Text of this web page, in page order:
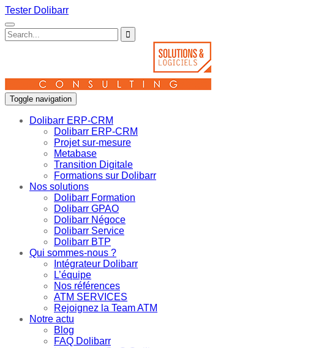
Tester Dolibarr
Toggle navigation
Dolibarr ERP-CRM
Dolibarr ERP-CRM
Projet sur-mesure
Metabase
Transition Digitale
Formations sur Dolibarr
Nos solutions
Dolibarr Formation
Dolibarr GPAO
Dolibarr Négoce
Dolibarr Service
Dolibarr BTP
Qui sommes-nous ?
Intégrateur Dolibarr
L’équipe
Nos références
ATM SERVICES
Rejoignez la Team ATM
Notre actu
Blog
FAQ Dolibarr